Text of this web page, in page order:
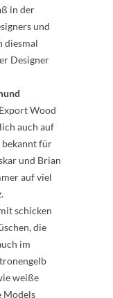
in der
und
diesmal
Designer
Wood
auch auf
bekannt für
und Brian
auf viel
schicken
die
im
weiße
Models